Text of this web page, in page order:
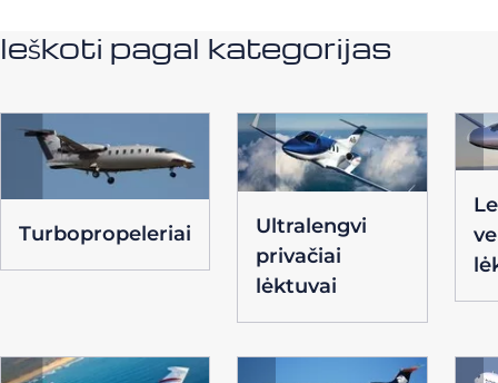
Ieškoti pagal kategorijas
Turbopropeleriai
Ultralengvi
privačiai
lėktuvai